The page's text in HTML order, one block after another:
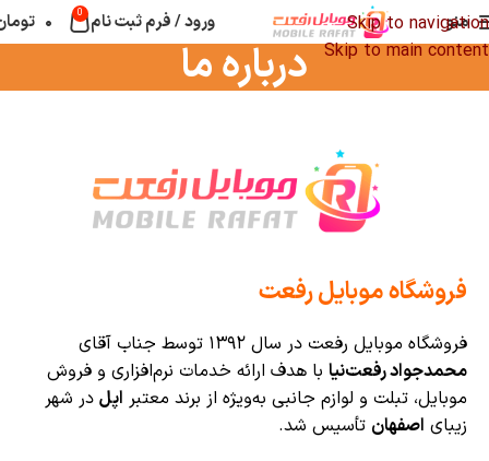
Skip to navigation
Skip to main content
منو ورود / فرم ثبت نام 0 ۰
درباره ما
فروشگاه موبایل رفعت
فروشگاه موبایل رفعت در سال ۱۳۹۲ توسط جناب آقای
محمدجواد رفعت‌نیا با هدف ارائه خدمات نرم‌افزاری و فروش
موبایل، تبلت و لوازم جانبی به‌ویژه از برند معتبر اپل در شهر
زیبای اصفهان تأسیس شد.